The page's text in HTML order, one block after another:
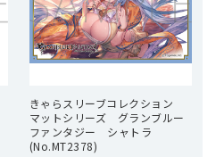
きゃらスリーブコレクション
マットシリーズ グランブルー
ファンタジー シャトラ
(No.MT2378)